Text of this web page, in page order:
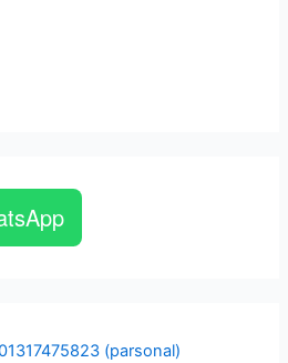
(parsonal)